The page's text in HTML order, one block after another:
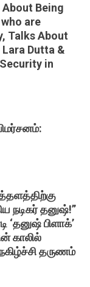
About Being
are
Talks About
Dutta &
in
நடிகர் தனுஷ்!”
‘தனுஷ் பிளாக்’
காலில்
தருணம்